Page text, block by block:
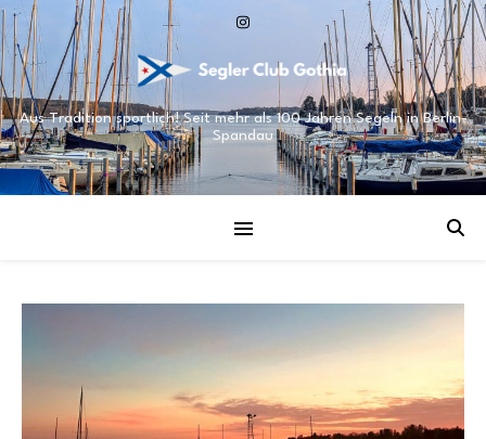
Aus Tradition sportlich! Seit mehr als 100 Jahren Segeln in Berlin-
Spandau